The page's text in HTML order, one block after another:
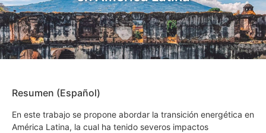
Resumen (Español)
En este trabajo se propone abordar la transición energética en
América Latina, la cual ha tenido severos impactos